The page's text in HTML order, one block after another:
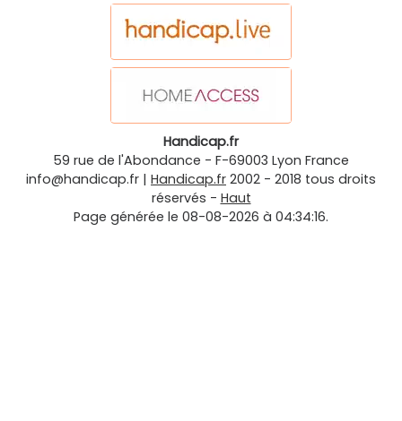
Handicap.fr
59 rue de l'Abondance - F-69003 Lyon France
info@handicap.fr | Handicap.fr 2002 - 2018 tous droits
réservés - Haut
Page générée le 08-08-2026 à 04:34:16.